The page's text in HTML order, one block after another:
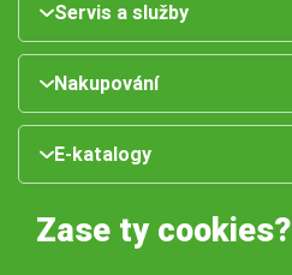
Servis a služby
Nakupování
E-katalogy
Zase ty cookies?